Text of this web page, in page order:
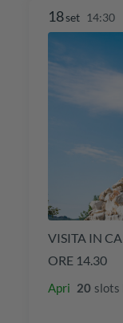
18set 14:30
VISITA IN
ORE 14.30
Apri 20 slots